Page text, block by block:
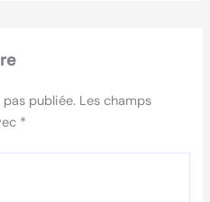
publiée. Les champs
*